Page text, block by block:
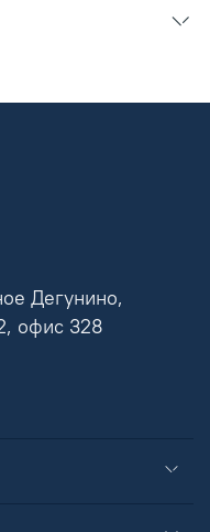
Дегунино,
офис 328